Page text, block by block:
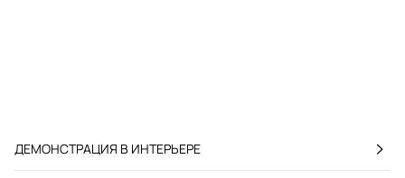
ДЕМОНСТРАЦИЯ В ИНТЕРЬЕРЕ